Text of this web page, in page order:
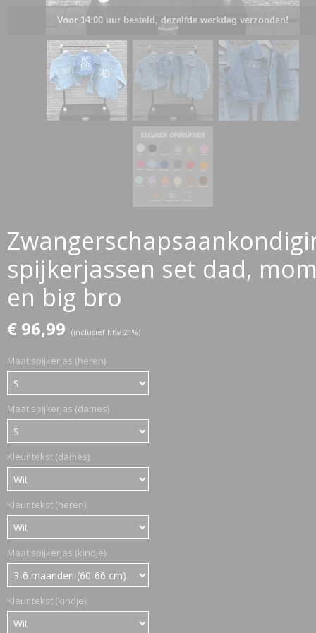
Voor 14:00 uur besteld, dezelfde werkdag verzonden!
spijkerjassen set dad,
en big bro
€ 96,99 (inclusief btw 21%)
Maat spijkerjas (heren)
Maat spijkerjas (dames)
Kleur tekst (dames)
Kleur tekst (heren)
Maat spijkerjas (kindje)
Kleur tekst (kindje)